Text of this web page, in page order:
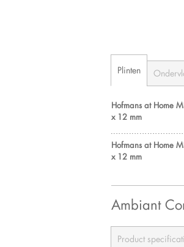
Plinten
Hofmans at Home
x 12 mm
Hofmans at Home
x 12 mm
Ambiant
Product